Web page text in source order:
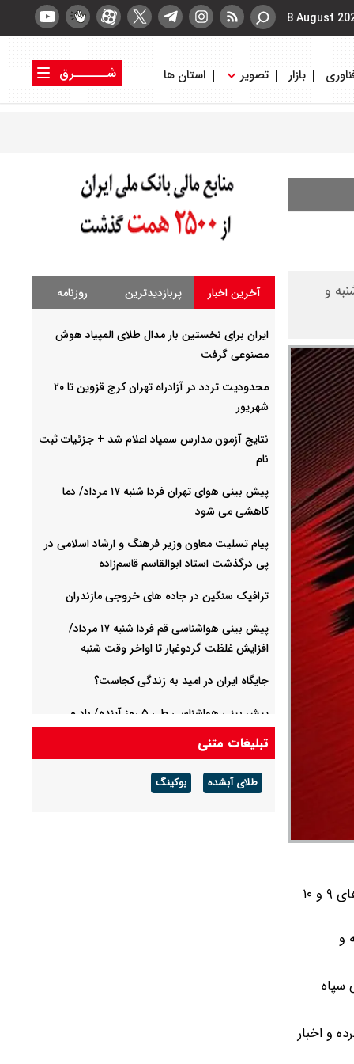
8 August
بازار تصویر استان ها
شــــــرق
و
سپاه امام صادق (ع) استان بوشهر درباره انفجار کنترل‌شده بمب‌های عمل‌نکرده از حملات اخیر، روزهای ۹ و ۱۰
و
سپاه
و اخبار
آخرین اخبار پربازدیدترین روزنامه
ایران برای نخستین بار مدال طلای المپیاد هوش
مصنوعی گرفت
محدودیت تردد در آزادراه تهران کرج قزوین تا ۲۰
شهریور
نتایج آزمون مدارس سمپاد اعلام شد + جزئیات ثبت
نام
پیش بینی هوای تهران فردا شنبه ۱۷ مرداد/ دما
کاهشی می شود
پیام تسلیت معاون وزیر فرهنگ و ارشاد اسلامی در
پی درگذشت استاد ابوالقاسم قاسم‌زاده
ترافیک سنگین در جاده های خروجی مازندران
پیش بینی هواشناسی قم فردا شنبه ۱۷ مرداد/
افزایش غلظت گردوغبار تا اواخر وقت شنبه
جایگاه ایران در امید به زندگی کجاست؟
پیش بینی هواشناسی طی ۵ روز آینده/ باد و
گردوخاک در بخش‌هایی از کشور
پیش بینی هوای مشهد فردا شنبه ۱۷ مرداد/ افزایش
دما از روز سه شنبه
تبلیغات متنی
طلای آبشده بوکینگ